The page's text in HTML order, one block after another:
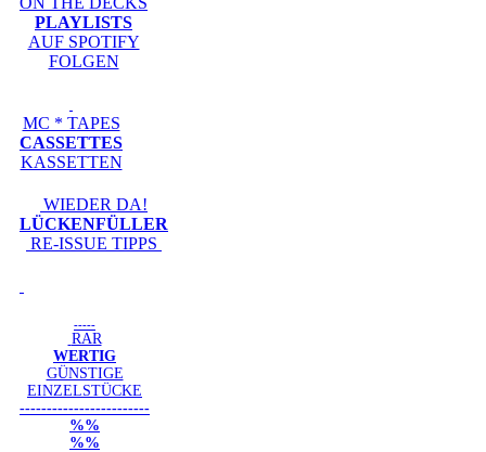
PLAYLISTS
AUF SPOTIFY
FOLGEN
MC * TAPES
CASSETTES
KASSETTEN
WIEDER DA!
LÜCKENFÜLLER
RE-ISSUE TIPPS
-----
RAR
WERTIG
GÜNSTIGE
EINZELSTÜCKE
------------------------
%%
%%